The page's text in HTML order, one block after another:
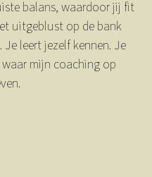
balans, waardoor jij fit
uitgeblust op de bank
leert jezelf kennen. Je
mijn coaching op